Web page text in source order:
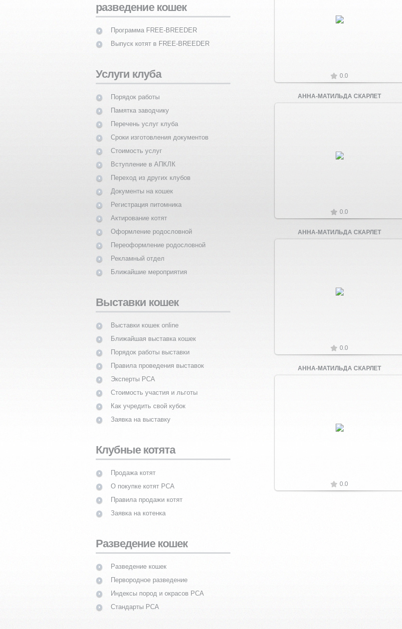
Увеличить
0.0
АННА-МАТИЛЬДА СКАРЛЕТ
Увеличить
0.0
АННА-МАТИЛЬДА СКАРЛЕТ
Увеличить
0.0
АННА-МАТИЛЬДА СКАРЛЕТ
Увеличить
0.0
разведение кошек
Программа FREE-BREEDER
Выпуск котят в FREE-BREEDER
Услуги клуба
Порядок работы
Памятка заводчику
Перечень услуг клуба
Сроки изготовления документов
Стоимость услуг
Вступление в АПКЛК
Переход из других клубов
Документы на кошек
Регистрация питомника
Актирование котят
Оформление родословной
Переоформление родословной
Рекламный отдел
Ближайшие мероприятия
Выставки кошек
Выставки кошек online
Ближайшая выставка кошек
Порядок работы выставки
Правила проведения выставок
Эксперты PCA
Стоимость участия и льготы
Как учредить свой кубок
Заявка на выставку
Клубные котята
Продажа котят
О покупке котят PCA
Правила продажи котят
Заявка на котенка
Разведение кошек
Разведение кошек
Первородное разведение
Индексы пород и окрасов PCA
Стандарты PCA